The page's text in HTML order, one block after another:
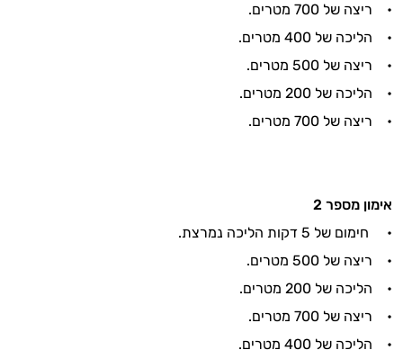
• ריצה של 700 מטרים.
• הליכה של 400 מטרים.
• ריצה של 500 מטרים.
• הליכה של 200 מטרים.
• ריצה של 700 מטרים.
אימון מספר 2
• חימום של 5 דקות הליכה נמרצת.
• ריצה של 500 מטרים.
• הליכה של 200 מטרים.
• ריצה של 700 מטרים.
• הליכה של 400 מטרים.